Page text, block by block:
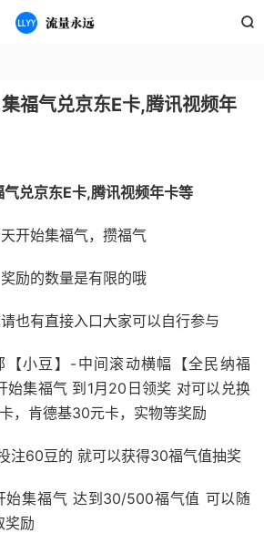

福气兑京东E卡,腾讯视频年
兑京东E卡,腾讯视频年卡等
开始集福气，攒福气
励的数量是有限的哦
也有直接入口大家可以自行参与
【小豆】-中间滚动横幅【全民纳福
始集福气 到1月20日领奖 对可以兑换
，肯德基30元卡，实物等奖励
注60豆的 就可以获得30福气值抽奖
始集福气 达到30/500福气值 可以随
奖励